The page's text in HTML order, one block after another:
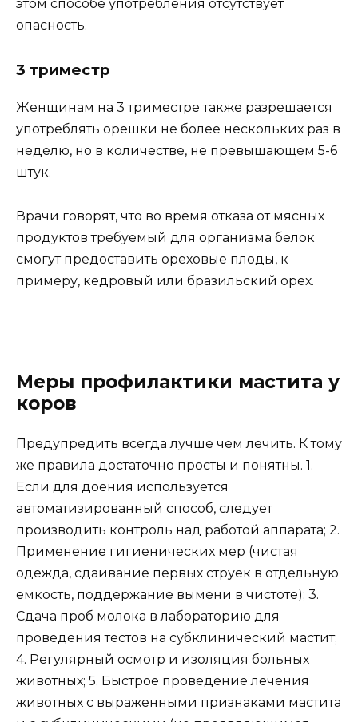
этом способе употребления отсутствует
опасность.
3 триместр
Женщинам на 3 триместре также разрешается
употреблять орешки не более нескольких раз в
неделю, но в количестве, не превышающем 5-6
штук.
Врачи говорят, что во время отказа от мясных
продуктов требуемый для организма белок
смогут предоставить ореховые плоды, к
примеру, кедровый или бразильский орех.
Меры профилактики мастита у
коров
Предупредить всегда лучше чем лечить. К тому
же правила достаточно просты и понятны. 1.
Если для доения используется
автоматизированный способ, следует
производить контроль над работой аппарата; 2.
Применение гигиенических мер (чистая
одежда, сдаивание первых струек в отдельную
емкость, поддержание вымени в чистоте); 3.
Сдача проб молока в лабораторию для
проведения тестов на субклинический мастит;
4. Регулярный осмотр и изоляция больных
животных; 5. Быстрое проведение лечения
животных с выраженными признаками мастита